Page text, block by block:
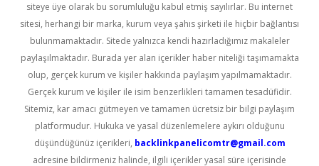
siteye üye olarak bu sorumluluğu kabul etmiş sayılırlar. Bu internet
sitesi, herhangi bir marka, kurum veya şahıs şirketi ile hiçbir bağlantısı
bulunmamaktadır. Sitede yalnızca kendi hazırladığımız makaleler
paylaşılmaktadır. Burada yer alan içerikler haber niteliği taşımamakta
olup, gerçek kurum ve kişiler hakkında paylaşım yapılmamaktadır.
Gerçek kurum ve kişiler ile isim benzerlikleri tamamen tesadüfidir.
Sitemiz, kar amacı gütmeyen ve tamamen ücretsiz bir bilgi paylaşım
platformudur. Hukuka ve yasal düzenlemelere aykırı olduğunu
düşündüğünüz içerikleri, backlinkpanelicomtr@gmail.com
adresine bildirmeniz halinde, ilgili içerikler yasal süre içerisinde